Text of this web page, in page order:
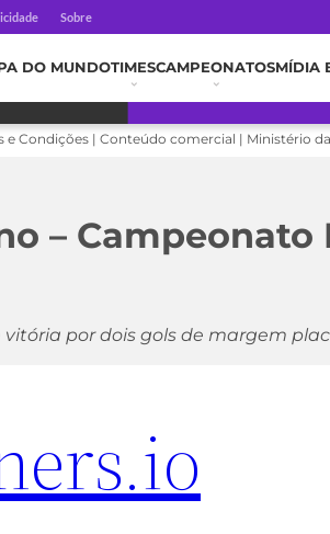
Sobre
DO MUNDOTIMESCAMPEONATOSMÍDIA
e Condições | Conteúdo comercial | Ministério
– Campeonato
por dois gols de margem